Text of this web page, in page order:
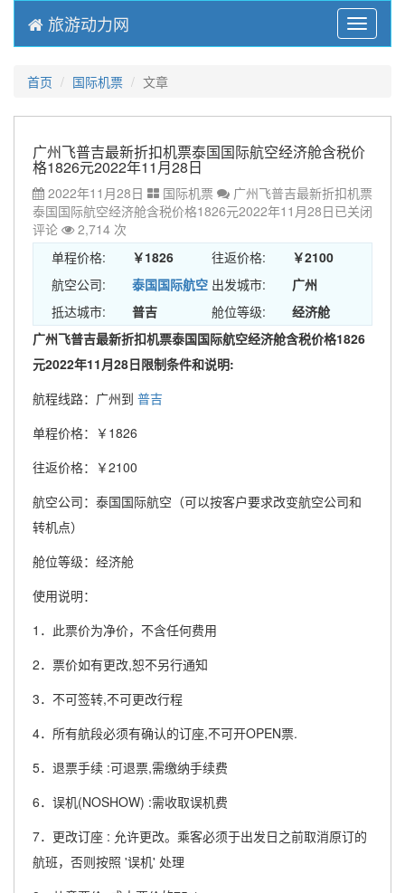
Menu
旅游动力网
首页 国际机票 文章
广州飞普吉最新折扣机票泰国国际航空经济舱含税价
格1826元2022年11月28日
2022年11月28日 国际机票
广州飞普吉最新折扣机票
泰国国际航空经济舱含税价格1826元2022年11月28日已关闭
评论
2,714 次
单程价格:
￥1826 往返价格:
￥2100
航空公司:
泰国国际航空 出发城市:
广州
抵达城市:
普吉 舱位等级:
经济舱
广州飞普吉最新折扣机票泰国国际航空经济舱含税价格1826
元2022年11月28日限制条件和说明:
航程线路：广州到 普吉
单程价格：￥1826
往返价格：￥2100
航空公司：泰国国际航空（可以按客户要求改变航空公司和
转机点）
舱位等级：经济舱
使用说明：
1．此票价为净价，不含任何费用
2．票价如有更改,恕不另行通知
3．不可签转,不可更改行程
4．所有航段必须有确认的订座,不可开OPEN票.
5．退票手续 :可退票,需缴纳手续费
6．误机(NOSHOW) :需收取误机费
7．更改订座 : 允许更改。乘客必须于出发日之前取消原订的
航班，否则按照 '误机' 处理